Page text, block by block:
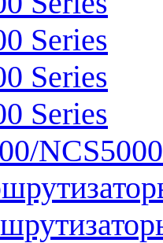
Series
Series
Series